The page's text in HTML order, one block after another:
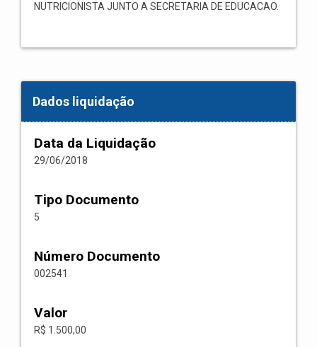
NUTRICIONISTA JUNTO A SECRETARIA DE EDUCACAO.
Dados liquidação
Data da Liquidação
29/06/2018
Tipo Documento
5
Número Documento
002541
Valor
R$ 1.500,00